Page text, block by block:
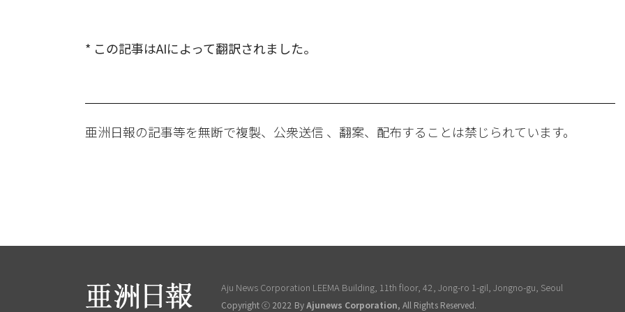
* この記事はAIによって翻訳されました。
亜洲日報の記事等を無断で複製、公衆送信 、翻案、配布することは禁じられています。
Aju News Corporation LEEMA Building, 11th floor, 42, Jong-ro 1-gil, Jongno-gu, Seoul
Copyright ⓒ 2022 ByAjunews Corporation, All Rights Reserved.